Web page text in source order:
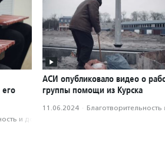
и доброволь­чест­во
АСИ опубликовало видео о
группы помощи из Курска
11.06.2024 ·